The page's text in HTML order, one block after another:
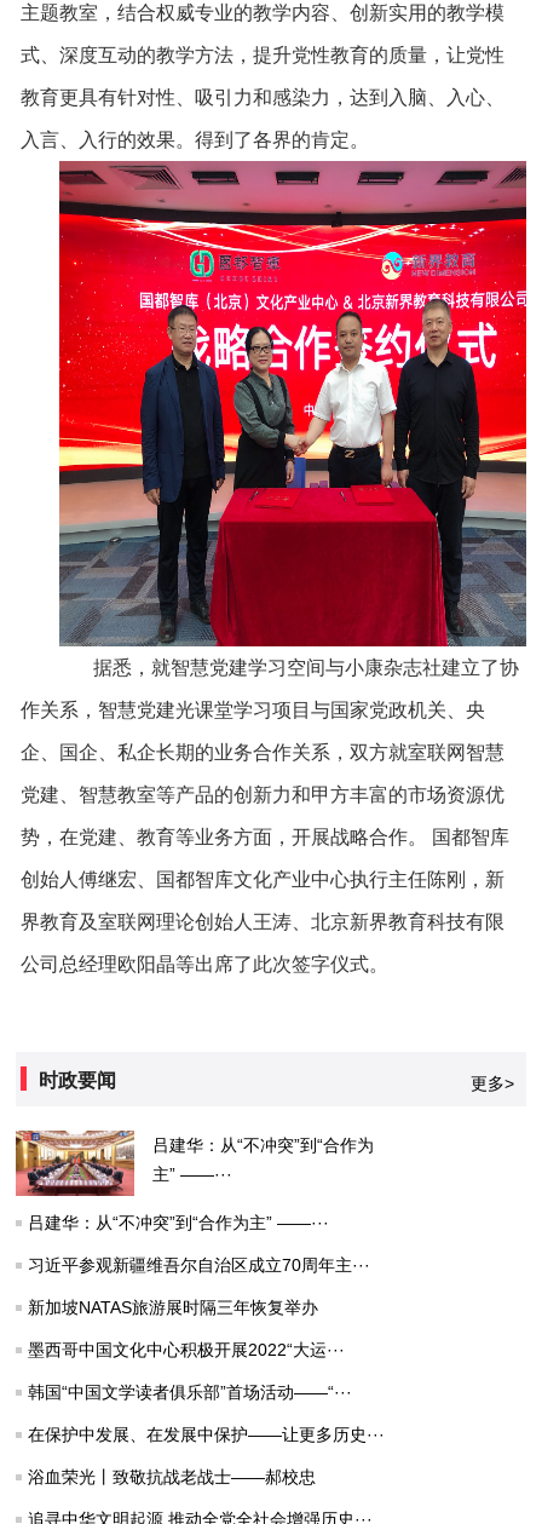
主题教室，结合权威专业的教学内容、创新实用的教学模
式、深度互动的教学方法，提升党性教育的质量，让党性
教育更具有针对性、吸引力和感染力，达到入脑、入心、
入言、入行的效果。得到了各界的肯定。
据悉，就智慧党建学习空间与小康杂志社建立了协
作关系，智慧党建光课堂学习项目与国家党政机关、央
企、国企、私企长期的业务合作关系，双方就室联网智慧
党建、智慧教室等产品的创新力和甲方丰富的市场资源优
势，在党建、教育等业务方面，开展战略合作。 国都智库
创始人傅继宏、国都智库文化产业中心执行主任陈刚，新
界教育及室联网理论创始人王涛、北京新界教育科技有限
公司总经理欧阳晶等出席了此次签字仪式。
时政要闻 更多>
吕建华：从“不冲突”到“合作为
主” ——···
吕建华：从“不冲突”到“合作为主” ——···
习近平参观新疆维吾尔自治区成立70周年主···
新加坡NATAS旅游展时隔三年恢复举办
墨西哥中国文化中心积极开展2022“大运···
韩国“中国文学读者俱乐部”首场活动——“···
在保护中发展、在发展中保护——让更多历史···
浴血荣光丨致敬抗战老战士——郝校忠
追寻中华文明起源 推动全党全社会增强历史···